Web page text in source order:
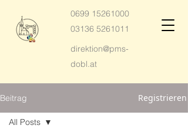
0699 15261000
03136 5261011
direktion@pms-
dobl.at
Beitrag Registrieren
All Posts